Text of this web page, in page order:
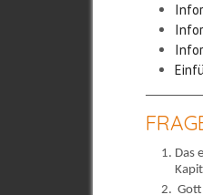
Das
Gott